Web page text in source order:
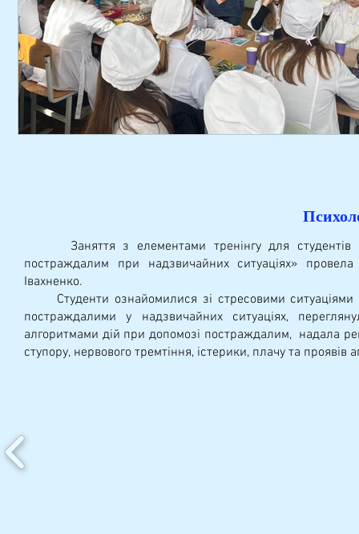
Заняття з елементами тренінгу для студентів
постраждалим при надзвичайних ситуаціях»
Івахненко.
Студенти ознайомилися зі стресовими ситуаціями
постраждалими у надзвичайних ситуаціях,
алгоритмами дій при допомозі постраждалим, надала
ступору, нервового тремтіння, істерики, плачу та проявів